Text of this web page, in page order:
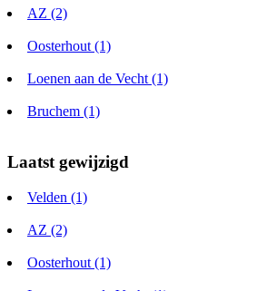
AZ (2)
Oosterhout (1)
Loenen aan de Vecht (1)
Bruchem (1)
Laatst gewijzigd
Velden (1)
AZ (2)
Oosterhout (1)